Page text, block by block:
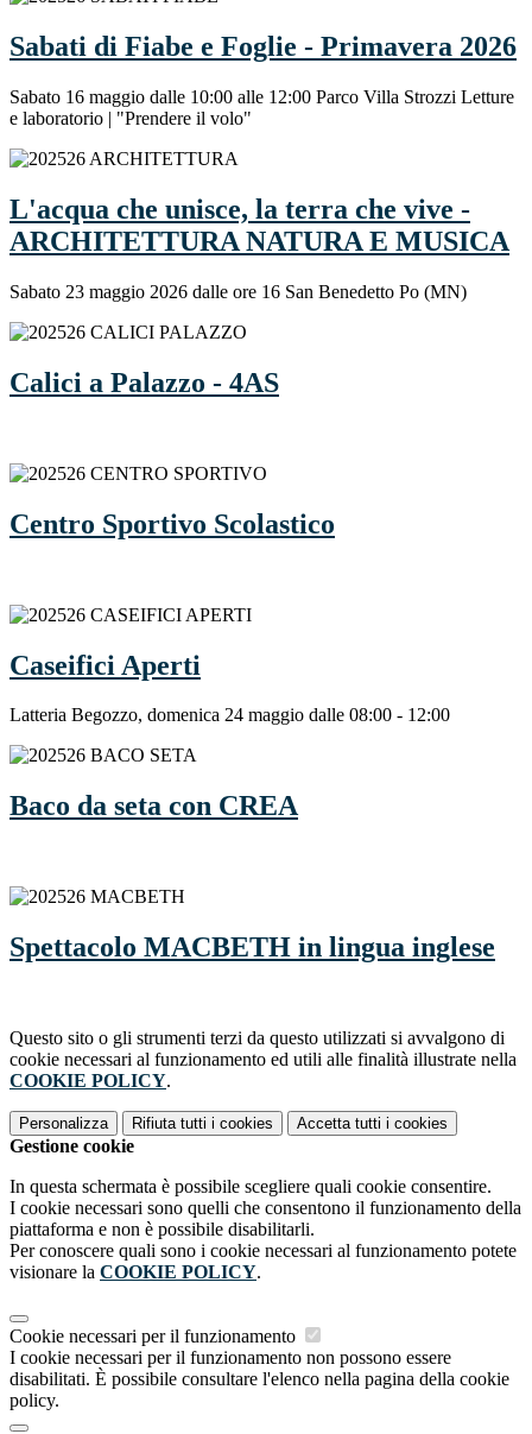
Sabati di Fiabe e Foglie - Primavera 2026
Sabato 16 maggio dalle 10:00 alle 12:00 Parco Villa Strozzi Letture
e laboratorio | "Prendere il volo"
L'acqua che unisce, la terra che vive -
ARCHITETTURA NATURA E MUSICA
Sabato 23 maggio 2026 dalle ore 16 San Benedetto Po (MN)
Calici a Palazzo - 4AS
Centro Sportivo Scolastico
Caseifici Aperti
Latteria Begozzo, domenica 24 maggio dalle 08:00 - 12:00
Baco da seta con CREA
Spettacolo MACBETH in lingua inglese
Questo sito o gli strumenti terzi da questo utilizzati si avvalgono di
cookie necessari al funzionamento ed utili alle finalità illustrate nella
COOKIE POLICY.
Personalizza Rifiuta tutti i cookies Accetta tutti i cookies
Gestione cookie
In questa schermata è possibile scegliere quali cookie consentire.
I cookie necessari sono quelli che consentono il funzionamento della
piattaforma e non è possibile disabilitarli.
Per conoscere quali sono i cookie necessari al funzionamento potete
visionare la COOKIE POLICY.
Cookie necessari per il funzionamento
I cookie necessari per il funzionamento non possono essere
disabilitati. È possibile consultare l'elenco nella pagina della cookie
policy.